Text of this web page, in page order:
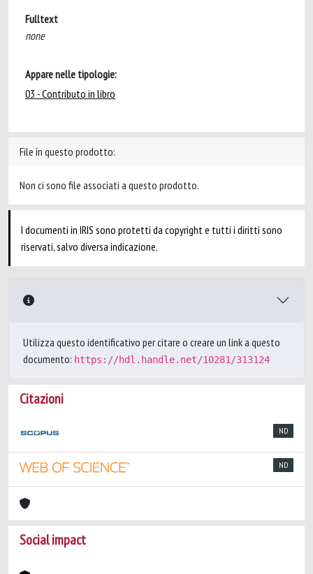
Fulltext
none
Appare nelle tipologie:
03 - Contributo in libro
File in questo prodotto:
Non ci sono file associati a questo prodotto.
I documenti in IRIS sono protetti da copyright e tutti i diritti sono
riservati, salvo diversa indicazione.
Utilizza questo identificativo per citare o creare un link a questo
documento: https://hdl.handle.net/10281/313124
Citazioni
ND
ND
Social impact